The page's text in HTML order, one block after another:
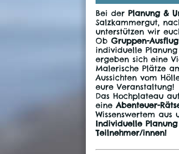
Bei der Planung &
Salzkammergut,
unterstützen wir
Ob Gruppen-
individuelle
ergeben sich eine
Malerische Plätze
Aussichten vom
eure Veranstaltung!
Das Hochplateau
eine Abenteuer-
Wissenswertem aus
Individuelle
Teilnehmer/innen!